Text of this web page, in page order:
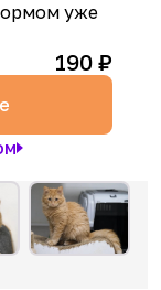
уже
190 ₽